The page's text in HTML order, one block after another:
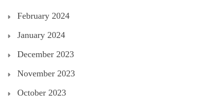
February 2024
January 2024
December 2023
November 2023
October 2023